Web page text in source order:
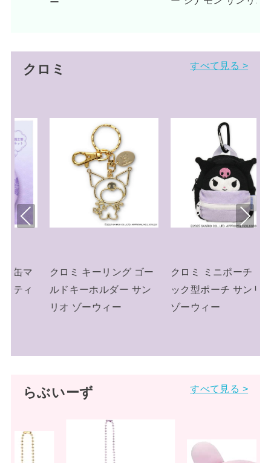
クロミ すべて見る >
クロミ ミニポーチ リュ
ック型ポーチ サンリオ
ゾーウィー
クロミ キーリング ミニ
チュアニットチャーム
ニット帽 サンリオ
Pre
Nex
らぶいーず すべて見る >